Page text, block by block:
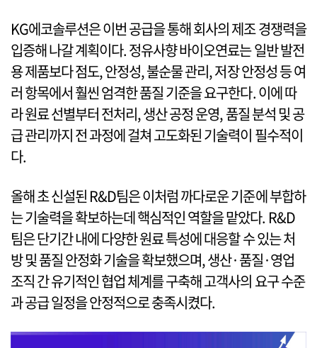
KG에코솔루션은 이번 공급을 통해 회사의 제조 경쟁력을
입증해 나갈 계획이다. 정유사향 바이오연료는 일반 발전
용 제품보다 점도, 안정성, 불순물 관리, 저장 안정성 등 여
러 항목에서 훨씬 엄격한 품질 기준을 요구한다. 이에 따
라 원료 선별부터 전처리, 생산 공정 운영, 품질 분석 및 공
급 관리까지 전 과정에 걸쳐 고도화된 기술력이 필수적이
다.
올해 초 신설된 R&D팀은 이처럼 까다로운 기준에 부합하
는 기술력을 확보하는데 핵심적인 역할을 맡았다. R&D
팀은 단기간 내에 다양한 원료 특성에 대응할 수 있는 처
방 및 품질 안정화 기술을 확보했으며, 생산·품질·영업
조직 간 유기적인 협업 체계를 구축해 고객사의 요구 수준
과 공급 일정을 안정적으로 충족시켰다.